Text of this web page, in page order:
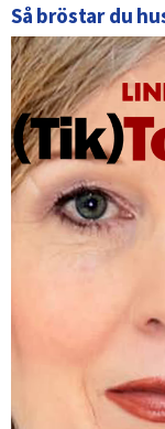
Så bröstar du